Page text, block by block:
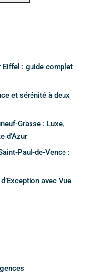
Eiffel : guide complet
et sérénité à deux
Grasse : Luxe,
d’Azur
Paul-de-Vence :
avec Vue